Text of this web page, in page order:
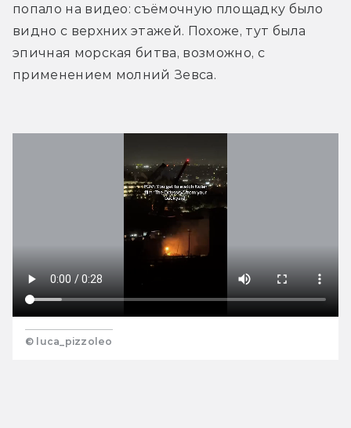
попало на видео: съёмочную площадку было
видно с верхних этажей. Похоже, тут была
эпичная морская битва, возможно, с
применением молний Зевса.
© luca_pizzoleo